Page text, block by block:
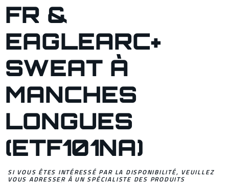
FR &
EAGLEARC+
SWEAT À
MANCHES
LONGUES
(ETF101NA)
SI VOUS ÊTES INTÉRESSÉ PAR LA DISPONIBILITÉ, VEUILLEZ
VOUS ADRESSER À UN SPÉCIALISTE DES PRODUITS